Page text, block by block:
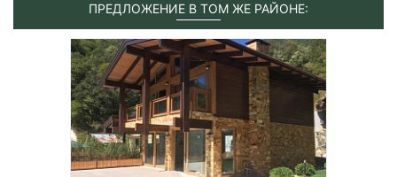
ПРЕДЛОЖЕНИЕ В ТОМ ЖЕ РАЙОНЕ: